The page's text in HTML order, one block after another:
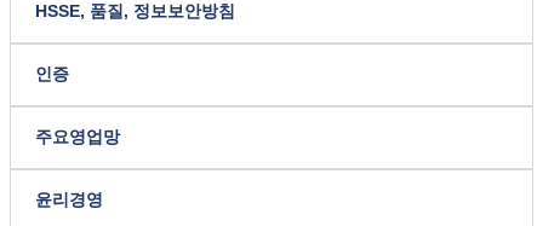
HSSE, 품질, 정보보안방침
인증
주요영업망
윤리경영